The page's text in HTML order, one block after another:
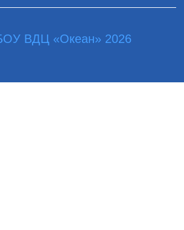
ВДЦ «Океан» 2026